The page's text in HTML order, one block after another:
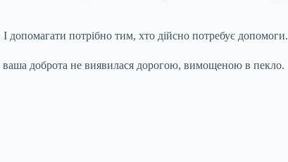
потрібно тим, хто дійсно потребує допомоги.
ваша доброта не виявилася дорогою, вимощеною в пекло.